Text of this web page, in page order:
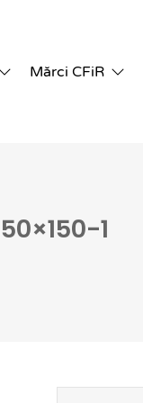
Mărci CFiR
1